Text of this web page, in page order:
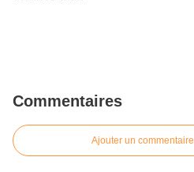
Commentaires
Ajouter un commentaire